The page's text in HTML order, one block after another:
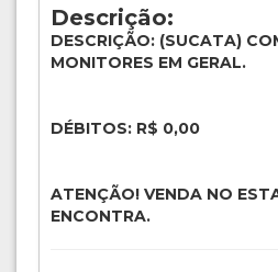
Descrição:
DESCRIÇÃO: (SUCATA)
MONITORES EM GERAL.
DÉBITOS: R$ 0,00
ATENÇÃO! VENDA NO
ENCONTRA.